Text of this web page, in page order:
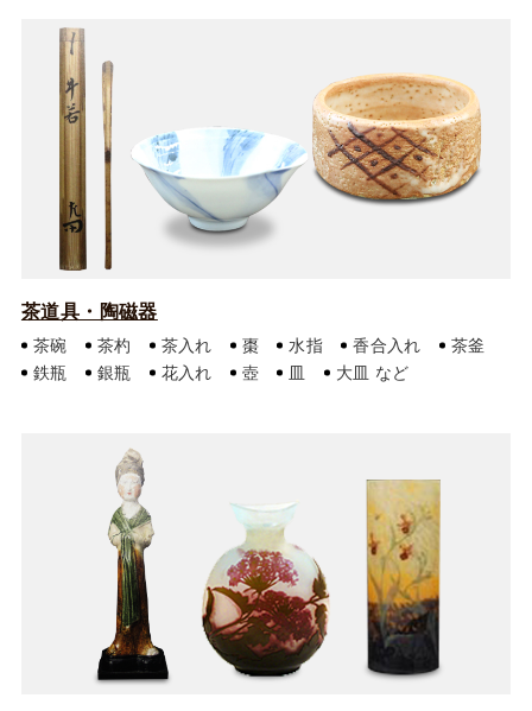
茶道具・陶磁器
茶碗 茶杓 茶入れ 棗 水指 香合入れ
茶釜
鉄瓶
銀瓶 花入れ 壺 皿 大皿